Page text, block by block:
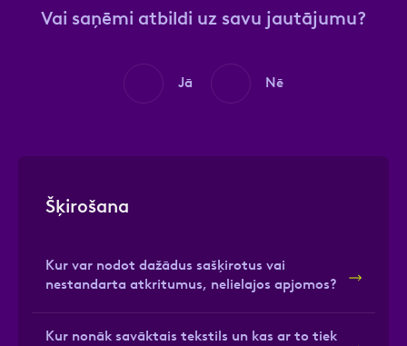
Šķirošana
Kur var nodot dažādus sašķirotus vai
nestandarta atkritumus, nelielajos apjomos?
Kur nonāk savāktais tekstils un kas ar to tiek
Vai saņēmi atbildi uz savu jautājumu?
Jā Nē